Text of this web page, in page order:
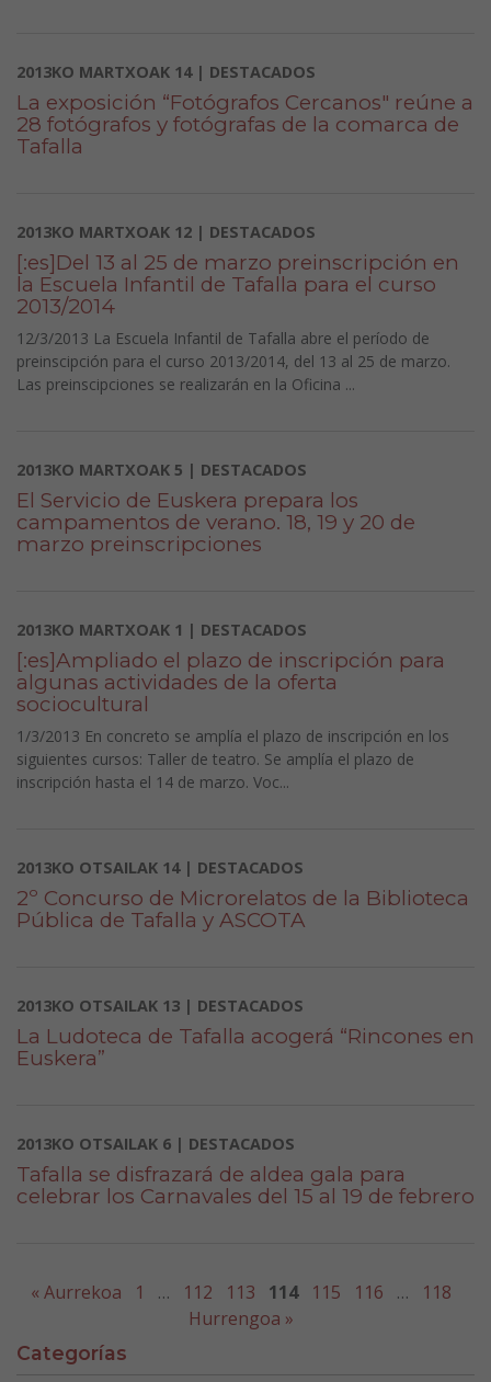
2013KO MARTXOAK 14 | DESTACADOS
La exposición “Fotógrafos Cercanos" reúne a
28 fotógrafos y fotógrafas de la comarca de
Tafalla
2013KO MARTXOAK 12 | DESTACADOS
[:es]Del 13 al 25 de marzo preinscripción en
la Escuela Infantil de Tafalla para el curso
2013/2014
12/3/2013 La Escuela Infantil de Tafalla abre el período de
preinscipción para el curso 2013/2014, del 13 al 25 de marzo.
Las preinscipciones se realizarán en la Oficina ...
2013KO MARTXOAK 5 | DESTACADOS
El Servicio de Euskera prepara los
campamentos de verano. 18, 19 y 20 de
marzo preinscripciones
2013KO MARTXOAK 1 | DESTACADOS
[:es]Ampliado el plazo de inscripción para
algunas actividades de la oferta
sociocultural
1/3/2013 En concreto se amplía el plazo de inscripción en los
siguientes cursos: Taller de teatro. Se amplía el plazo de
inscripción hasta el 14 de marzo. Voc...
2013KO OTSAILAK 14 | DESTACADOS
2º Concurso de Microrelatos de la Biblioteca
Pública de Tafalla y ASCOTA
2013KO OTSAILAK 13 | DESTACADOS
La Ludoteca de Tafalla acogerá “Rincones en
Euskera”
2013KO OTSAILAK 6 | DESTACADOS
Tafalla se disfrazará de aldea gala para
celebrar los Carnavales del 15 al 19 de febrero
« Aurrekoa 1 … 112 113 114 115 116 …
118
Hurrengoa »
Categorías